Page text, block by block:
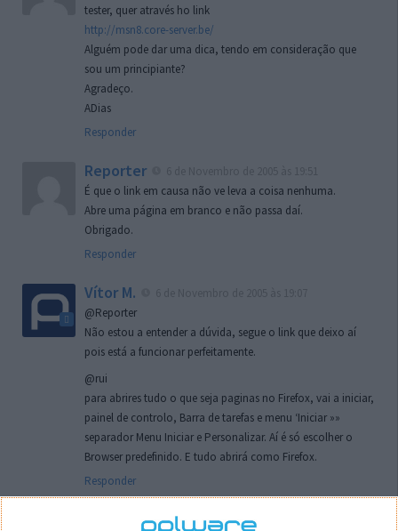
tester, quer através ho link
http://msn8.core-server.be/
Alguém pode dar uma dica, tendo em consideração que
sou um principiante?
Agradeço.
ADias
Responder
Reporter
É que o link em causa não ve leva a coisa nenhuma.
Abre uma página em branco e não passa daí.
Obrigado.
Responder
Vítor M.
@Reporter
Não estou a entender a dúvida, segue o link que deixo aí
pois está a funcionar perfeitamente.
@rui
para abrires tudo o que seja paginas no Firefox, vai a iniciar,
painel de controlo, Barra de tarefas e menu ‘Iniciar »»
separador Menu Iniciar e Personalizar. Aí é só escolher o
Browser predefinido. E tudo abrirá como Firefox.
Responder
7 de Novembro de 2005 às 02:26